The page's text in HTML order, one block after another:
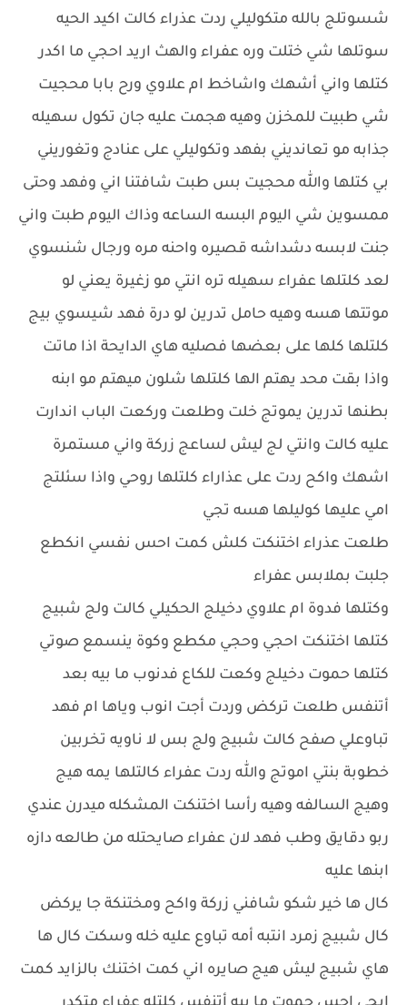
شسوتلج بالله متكوليلي ردت عذراء كالت اكيد الحيه
سوتلها شي ختلت وره عفراء والهث اريد احجي ما اكدر
كتلها واني أشهك واشاخط ام علاوي ورح بابا محجيت
شي طبيت للمخزن وهيه هجمت عليه جان تكول سهيله
جذابه مو تعانديني بفهد وتكوليلي على عنادج وتغوريني
بي كتلها والله محجيت بس طبت شافتنا اني وفهد وحتى
ممسوين شي اليوم البسه الساعه وذاك اليوم طبت واني
جنت لابسه دشداشه قصيره واحنه مره ورجال شنسوي
لعد كلتلها عفراء سهيله تره انتي مو زغيرة يعني لو
موتتها هسه وهيه حامل تدرين لو درة فهد شيسوي بيج
كلتلها كلها على بعضها فصليه هاي الدايحة اذا ماتت
واذا بقت محد يهتم الها كلتلها شلون ميهتم مو ابنه
بطنها تدرين يموتج خلت وطلعت وركعت الباب اندارت
عليه كالت وانتي لج ليش لساعج زركة واني مستمرة
اشهك واكح ردت على عذاراء كلتلها روحي واذا سئلتج
امي عليها كوليلها هسه تجي
طلعت عذراء اختنكت كلش كمت احس نفسي انكطع
جلبت بملابس عفراء
وكتلها فدوة ام علاوي دخيلج الحكيلي كالت ولج شبيج
كتلها اختنكت احجي وحجي مكطع وكوة ينسمع صوتي
كتلها حموت دخيلج وكعت للكاع فدنوب ما بيه بعد
أتنفس طلعت تركض وردت أجت انوب وياها ام فهد
تباوعلي صفح كالت شبيج ولج بس لا ناويه تخربين
خطوبة بنتي اموتج والله ردت عفراء كالتلها يمه هيج
وهيج السالفه وهيه رأسا اختنكت المشكله ميدرن عندي
ربو دقايق وطب فهد لان عفراء صايحتله من طالعه دازه
ابنها عليه
كال ها خير شكو شافني زركة واكح ومختنكة جا يركض
كال شبيج زمرد انتبه أمه تباوع عليه خله وسكت كال ها
هاي شبيج ليش هيج صايره اني كمت اختنك بالزايد كمت